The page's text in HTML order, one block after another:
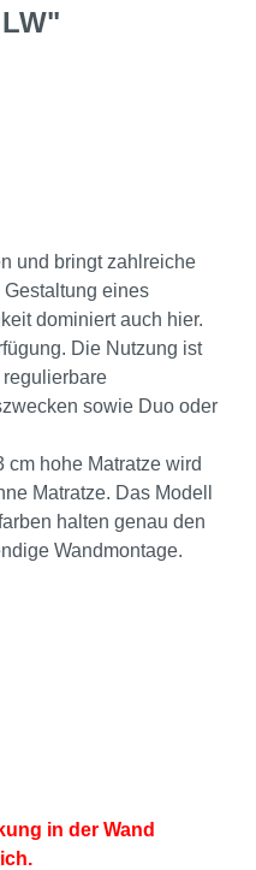
und bringt zahlreiche
eines
dominiert auch hier.
Die Nutzung ist
sowie Duo oder
hohe Matratze wird
Matratze. Das Modell
halten genau den
Wandmontage.
in der Wand